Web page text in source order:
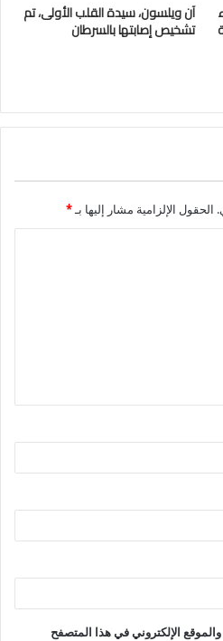
آن ويلسون، سيدة القلب الأولى، تم
تشخيص إصابتها بالسرطان
الحقول الإلزامية مشار إليها بـ*
الإلكتروني في هذا المتصفح